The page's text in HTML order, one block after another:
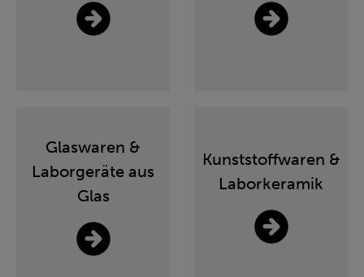
Glaswaren &
Laborgeräte aus
Glas
Kunststoffwaren &
Laborkeramik